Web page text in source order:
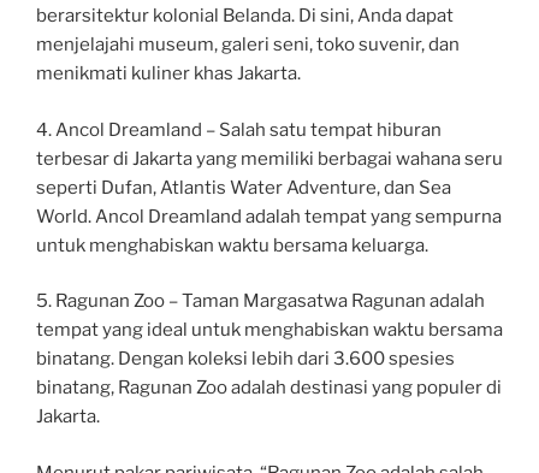
berarsitektur kolonial Belanda. Di sini, Anda dapat
menjelajahi museum, galeri seni, toko suvenir, dan
menikmati kuliner khas Jakarta.
4. Ancol Dreamland – Salah satu tempat hiburan
terbesar di Jakarta yang memiliki berbagai wahana seru
seperti Dufan, Atlantis Water Adventure, dan Sea
World. Ancol Dreamland adalah tempat yang sempurna
untuk menghabiskan waktu bersama keluarga.
5. Ragunan Zoo – Taman Margasatwa Ragunan adalah
tempat yang ideal untuk menghabiskan waktu bersama
binatang. Dengan koleksi lebih dari 3.600 spesies
binatang, Ragunan Zoo adalah destinasi yang populer di
Jakarta.